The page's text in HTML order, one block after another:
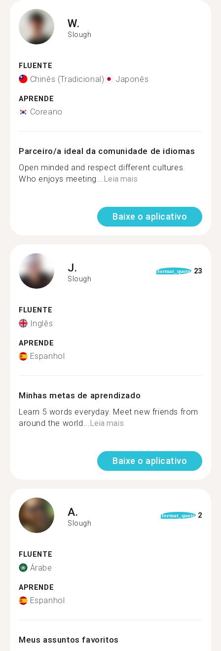
W.
Slough
FLUENTE
Chinês (Tradicional) Japonês
APRENDE
Coreano
Parceiro/a ideal da comunidade de idiomas
Open minded and respect different cultures.
Who enjoys meeting...Leia mais
Baixe o aplicativo
J.
Slough
format_quote 23
FLUENTE
Inglês
APRENDE
Espanhol
Minhas metas de aprendizado
Learn 5 words everyday. Meet new friends from
around the world...Leia mais
Baixe o aplicativo
A.
Slough
format_quote 2
FLUENTE
Árabe
APRENDE
Espanhol
Meus assuntos favoritos